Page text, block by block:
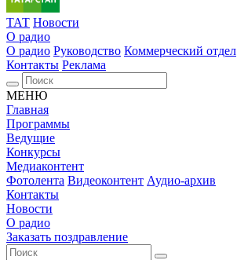
ТАТ Новости
О радио
О радио Руководство Коммерческий отдел
Контакты Реклама
МЕНЮ
Главная
Программы
Ведущие
Конкурсы
Медиаконтент
Фотолента Видеоконтент Аудио-архив
Контакты
Новости
О радио
Заказать поздравление